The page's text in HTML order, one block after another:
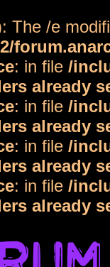
The /e
: in file /
already
: in file /
already
: in file /
already
: in file /
already